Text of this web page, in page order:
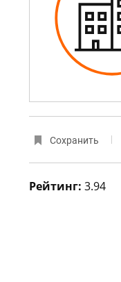
Сохранить
Рейтинг: 3.94